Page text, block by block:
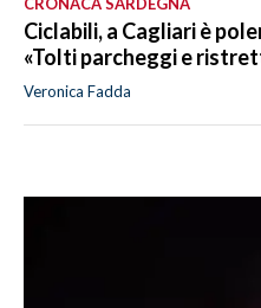
CRONACA SARDEGNA
Ciclabili, a Cagliari è
«Tolti parcheggi e
Veronica Fadda